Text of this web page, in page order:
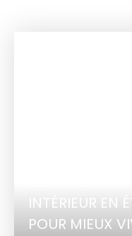
INTÉRIEUR EN
POUR MIEUX